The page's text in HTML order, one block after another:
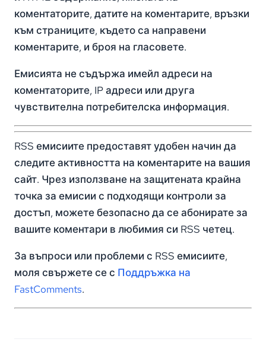
коментаторите, датите на коментарите, връзки
към страниците, където са направени
коментарите, и броя на гласовете.
Емисията не съдържа имейл адреси на
коментаторите, IP адреси или друга
чувствителна потребителска информация.
RSS емисиите предоставят удобен начин да
следите активността на коментарите на вашия
сайт. Чрез използване на защитената крайна
точка за емисии с подходящи контроли за
достъп, можете безопасно да се абонирате за
вашите коментари в любимия си RSS четец.
За въпроси или проблеми с RSS емисиите,
моля свържете се с Поддръжка на
FastComments.